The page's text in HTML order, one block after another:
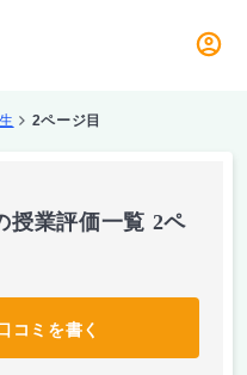
2ページ目
授業評価一覧 2ペ
コミを書く